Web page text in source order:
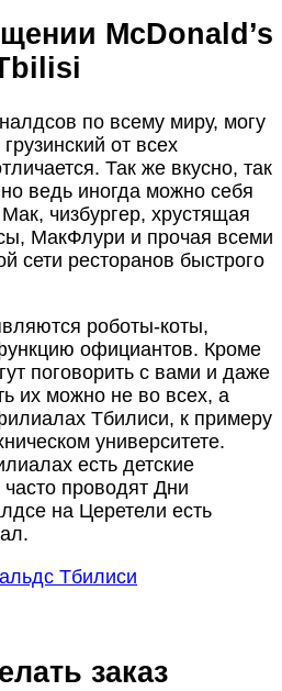
McDonald’s
по всему миру, могу
от всех
Так же вкусно, так
ведь иногда можно себя
чизбургер, хрустящая
МакФлури и прочая всеми
сети ресторанов быстрого
роботы-коты,
официантов. Кроме
поговорить с вами и даже
их можно не во всех, а
Тбилиси, к примеру
университете.
есть детские
проводят Дни
на Церетели есть
заказ